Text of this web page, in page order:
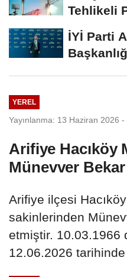
Tehlikeli
Altyapısı
İYİ Parti
YEREL
Yayınlanma: 13 Haziran 2026 -
Arifiye Hacıköy
Münevver
Arifiye ilçesi
sakinlerinden
etmiştir. 10.03.1966
12.06.2026 tarihinde